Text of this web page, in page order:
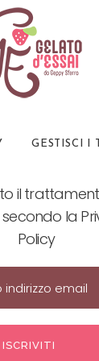
GESTISCI I
il
la
Policy